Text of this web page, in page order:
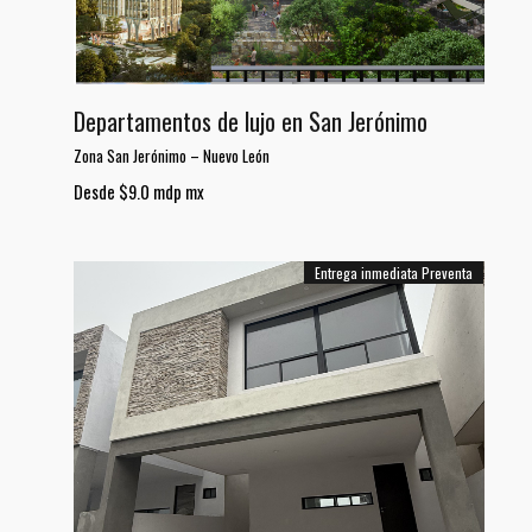
Departamentos de lujo en San Jerónimo
Zona San Jerónimo – Nuevo León
Desde $9.0 mdp mx
Entrega inmediataPreventa